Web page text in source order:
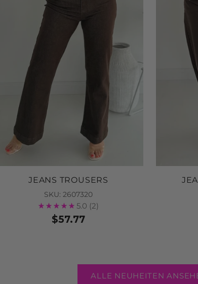
JEANS TROUSERS
SKU: 2607320
5.0 (2)
$57.77
ALLE NEUHEITEN